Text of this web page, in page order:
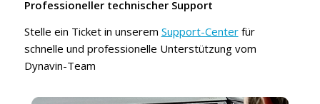
Professioneller technischer Support
Stelle ein Ticket in unserem Support-Centerfür
schnelle und professionelle Unterstützung vom
Dynavin-Team